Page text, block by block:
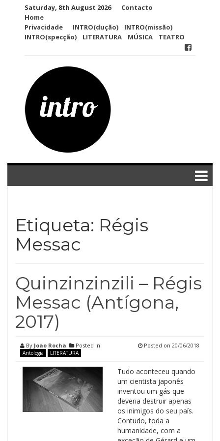
Saturday, 8th August 2026
Contacto
Home
Privacidade
INTRO(dução)
INTRO(missão)
INTRO(specção)
LITERATURA MÚSICA TEATRO
Etiqueta: Régis
Messac
Quinzinzinzili – Régis
Messac (Antígona,
2017)
By Joao Rocha Posted in
Antologia LITERATURA
Posted on 20/06/2018
Tudo aconteceu quando
um cientista japonês
inventou um gás que
deveria destruir apenas
os inimigos do seu país.
Contudo, toda a
humanidade, com a